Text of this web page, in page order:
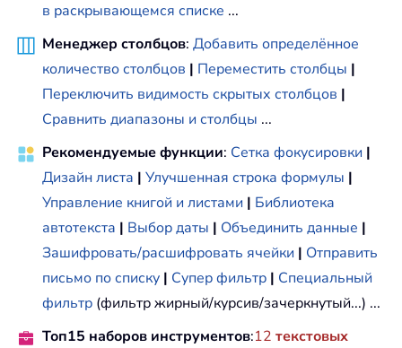
в раскрывающемся списке ...
Менеджер столбцов: Добавить определённое
количество столбцов | Переместить столбцы |
Переключить видимость скрытых столбцов |
Сравнить диапазоны и столбцы ...
Рекомендуемые функции: Сетка фокусировки |
Дизайн листа | Улучшенная строка формулы |
Управление книгой и листами | Библиотека
автотекста | Выбор даты | Объединить данные |
Зашифровать/расшифровать ячейки | Отправить
письмо по списку | Супер фильтр | Специальный
фильтр (фильтр жирный/курсив/зачеркнутый...) ...
Топ15 наборов инструментов:12 текстовых